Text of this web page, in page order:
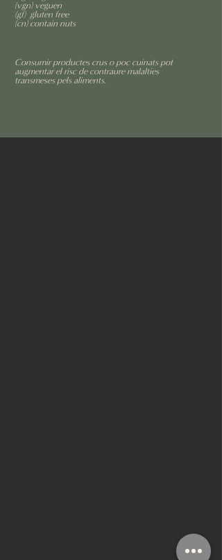
(vgn) veguen
(gf) gluten free
(cn) contain nuts
Consumir productes crus o poc cuinats pot
augmentar el risc de contraure malalties
transmeses pels aliments.